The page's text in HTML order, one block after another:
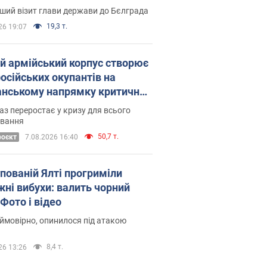
Це перший візит глави держави до Бєлграда
19:07 19,3 т.
армійський корпус створює
окупантів на
напрямку критичний
як це вдалося
переростає у кризу для всього
7.08.2026 16:40 50,7 т.
Ялті прогриміли
вибухи: валить чорний
і відео
опинилося під атакою
13:26 8,4 т.